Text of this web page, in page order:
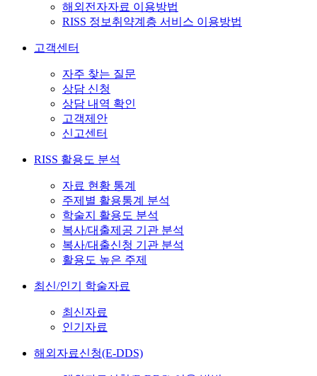
해외전자자료 이용방법
RISS 정보취약계층 서비스 이용방법
고객센터
자주 찾는 질문
상담 신청
상담 내역 확인
고객제안
신고센터
RISS 활용도 분석
자료 현황 통계
주제별 활용통계 분석
학술지 활용도 분석
복사/대출제공 기관 분석
복사/대출신청 기관 분석
활용도 높은 주제
최신/인기 학술자료
최신자료
인기자료
해외자료신청(E-DDS)